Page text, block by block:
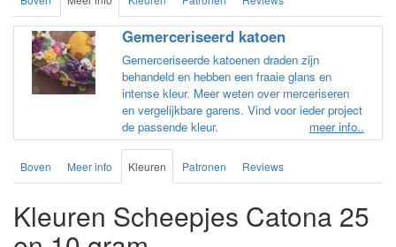
Gemerceriseerd katoen
Gemerceriseerde katoenen draden zijn
behandeld en hebben een fraaie glans en
intense kleur. Meer weten over merceriseren
en vergelijkbare garens. Vind voor ieder project
de passende kleur.
meer info..
Boven Meer info Kleuren Patronen Reviews
Kleuren Scheepjes Catona 25